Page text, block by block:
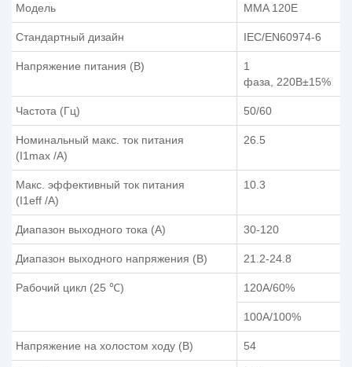
Модель
MMA 120E
Стандартный дизайн IEC/EN60974-6
Напряжение питания (В)
1
фаза, 220В±15%
Частота (Гц) 50/60
Номинальный макс. ток питания
(I1max /A)
26.5
Макс. эффективный ток питания
(I1eff /A)
10.3
Диапазон выходного тока (А) 30-120
Диапазон выходного напряжения (В) 21.2-24.8
Рабочий цикл (25 ℃) 120A/60%
100A/100%
Напряжение на холостом ходу (В) 54